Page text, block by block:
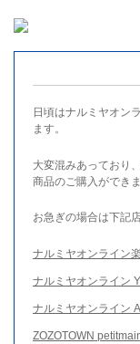
日頃はナルミヤオン
ます。
大変混みあっており
商品のご購入ができま
お急ぎの場合は下記
ナルミヤオンライン
ナルミヤオンライン
ナルミヤオンライン
ZOZOTOWN